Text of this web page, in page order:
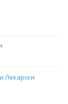
Лекарски